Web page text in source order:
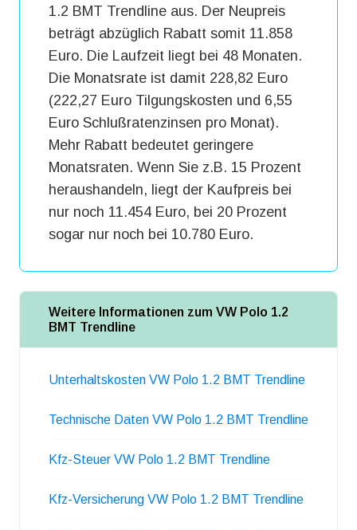
1.2 BMT Trendline aus. Der Neupreis
beträgt abzüglich Rabatt somit 11.858
Euro. Die Laufzeit liegt bei 48 Monaten.
Die Monatsrate ist damit 228,82 Euro
(222,27 Euro Tilgungskosten und 6,55
Euro Schlußratenzinsen pro Monat).
Mehr Rabatt bedeutet geringere
Monatsraten. Wenn Sie z.B. 15 Prozent
heraushandeln, liegt der Kaufpreis bei
nur noch 11.454 Euro, bei 20 Prozent
sogar nur noch bei 10.780 Euro.
Weitere Informationen zum VW Polo 1.2
BMT Trendline
Unterhaltskosten VW Polo 1.2 BMT Trendline
Technische Daten VW Polo 1.2 BMT Trendline
Kfz-Steuer VW Polo 1.2 BMT Trendline
Kfz-Versicherung VW Polo 1.2 BMT Trendline